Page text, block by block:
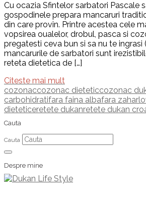
Cu ocazia Sfintelor sarbatori Pascale
gospodinele prepara mancaruri
din care provin. Printre acestea cele
vopsirea oualelor, drobul, pasca si
pregatesti ceva bun si sa nu te
mancarurile de sarbatori sunt
reteta dietetica de […]
Citeste mai mult
cozonaccozonac dieteticcozonac
carbohidratifara faina albafara zahar
dieteticeretete dukanretete dukan
Cauta
Cauta
Despre mine